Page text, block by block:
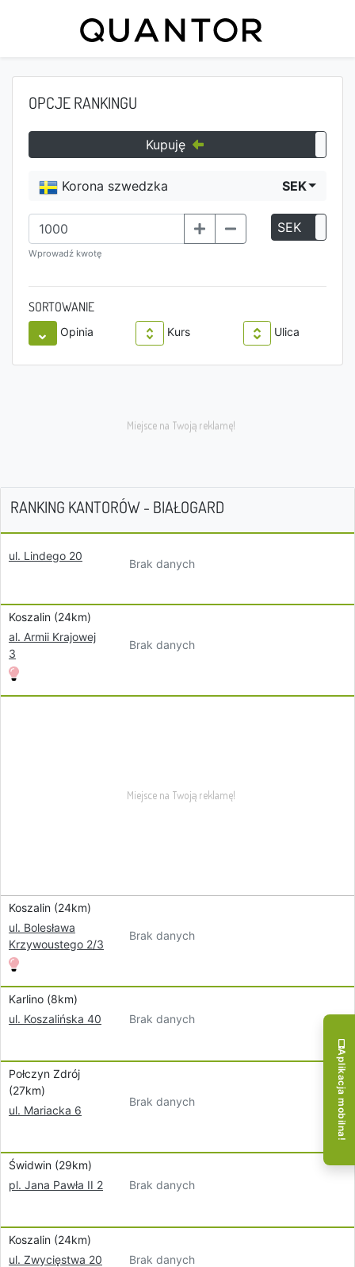
OPCJE RANKINGU
Kupuję
Korona szwedzka SEK
Wprowadź kwotę
SEK
SORTOWANIE
Opinia Kurs Ulica
RANKING KANTORÓW - BIAŁOGARD
ul. Lindego 20
Brak danych
Koszalin (24km)
al. Armii Krajowej
3
Brak danych
Koszalin (24km)
ul. Bolesława
Krzywoustego 2/3
Brak danych
Karlino (8km)
ul. Koszalińska 40
Brak danych
Połczyn Zdrój
(27km)
ul. Mariacka 6
Brak danych
Świdwin (29km)
pl. Jana Pawła II 2
Brak danych
Koszalin (24km)
ul. Zwycięstwa 20
Brak danych
Aplikacja mobilna!